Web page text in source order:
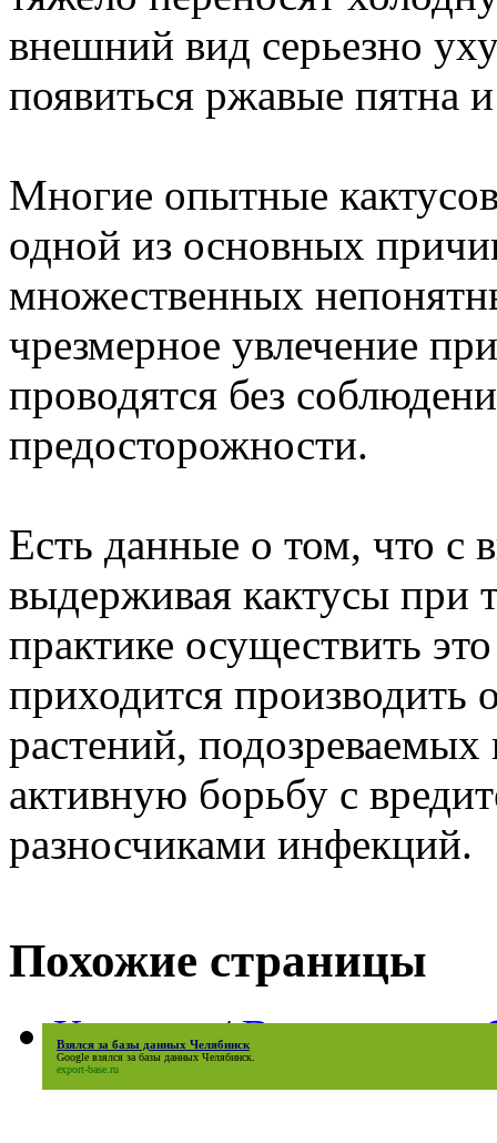
Взялся за базы данных Челябинск
Google взялся за базы данных Челябинск
export-base.ru
внешний вид серьезно
появиться ржавые пятна
Многие опытные
одной из основных
множественных
чрезмерное увлечение
проводятся без
предосторожности.
Есть данные о том, что с
выдерживая кактусы при
практике осуществить
приходится производить
растений,
активную борьбу с
разносчиками инфекций.
Похожие страницы
Кактусы/Вредители и